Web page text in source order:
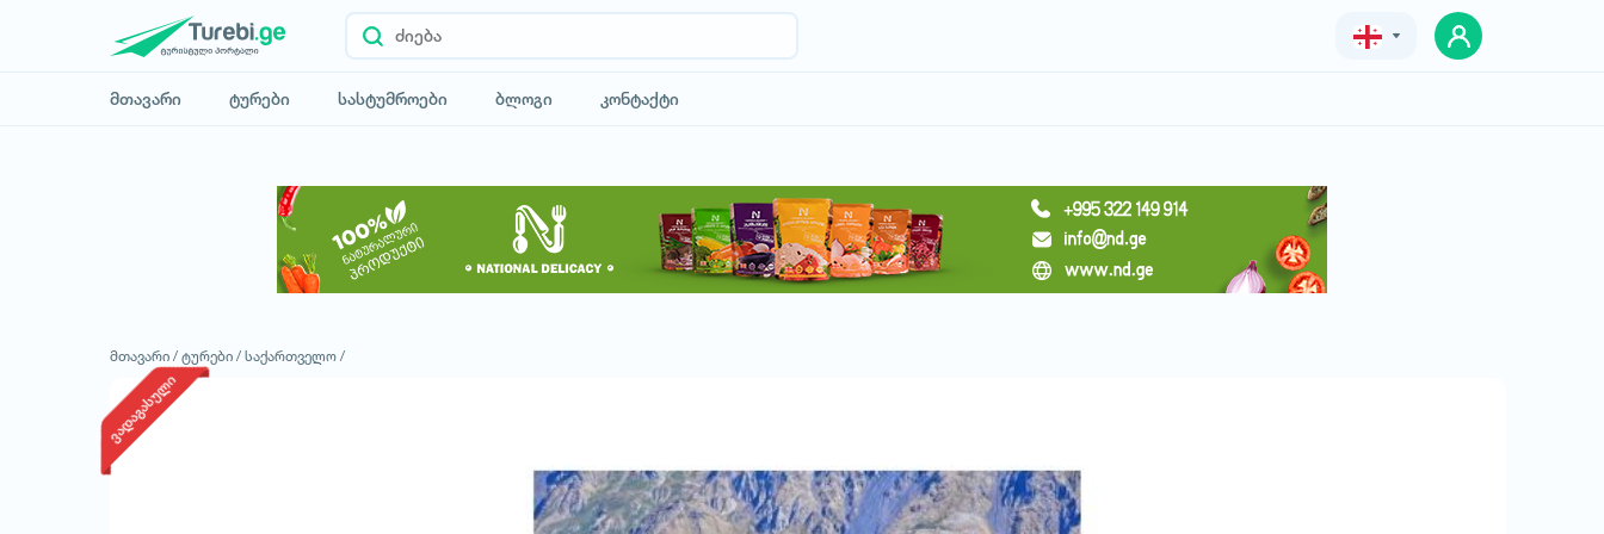
მთავარი ტურები სასტუმროები ბლოგი კონტაქტი
მოითხოვე ტური
მთავარი / ტურები / საქართველო /
ვადაგასული